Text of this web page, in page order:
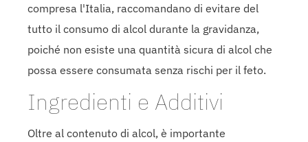
compresa l'Italia, raccomandano di evitare del
tutto il consumo di alcol durante la gravidanza,
poiché non esiste una quantità sicura di alcol che
possa essere consumata senza rischi per il feto.
Ingredienti e Additivi
Oltre al contenuto di alcol, è importante